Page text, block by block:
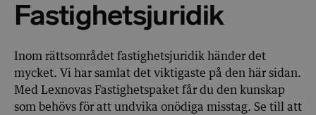
Fastighetsjuridik
Inom rättsområdet fastighetsjuridik händer det
mycket. Vi har samlat det viktigaste på den här sidan.
Med Lexnovas Fastighetspaket får du den kunskap
som behövs för att undvika onödiga misstag. Se till att